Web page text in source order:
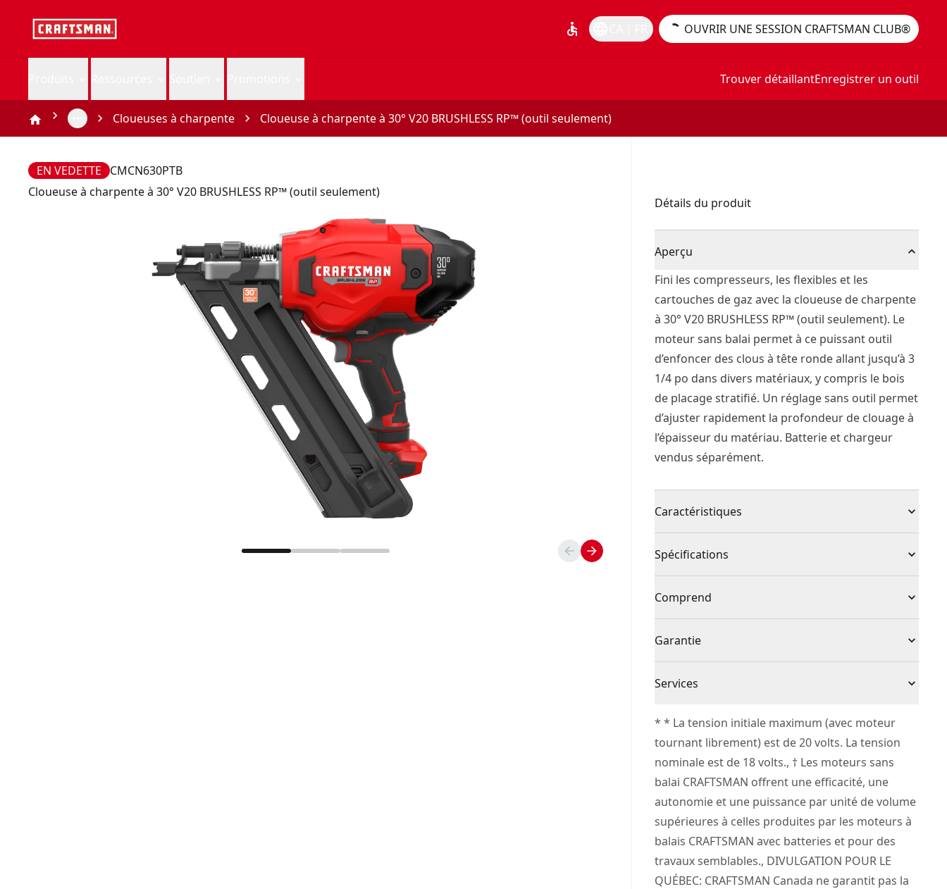
accessible OUVRIR UNE SESSION CRAFTSMAN CLUB®
Trouver détaillantEnregistrer un outil
Cloueuses à charpente Cloueuse à charpente à 30° V20 BRUSHLESS RP™ (outil seulement)
EN VEDETTE
CMCN630PTB
Cloueuse à charpente à 30° V20 BRUSHLESS RP™ (outil seulement)
Détails du produit
Aperçu
Fini les compresseurs, les flexibles et les
cartouches de gaz avec la cloueuse de charpente
à 30° V20 BRUSHLESS RP™ (outil seulement). Le
moteur sans balai permet à ce puissant outil
d’enfoncer des clous à tête ronde allant jusqu’à 3
1/4 po dans divers matériaux, y compris le bois
de placage stratifié. Un réglage sans outil permet
d’ajuster rapidement la profondeur de clouage à
l’épaisseur du matériau. Batterie et chargeur
vendus séparément.
Caractéristiques
accrue. performance accrue†
d’ajuster rapidement la profondeur de clouage à
l’épaisseur du matériau
Mode de déclenchement séquentiel rapide –
Permet d’effectuer les travaux rapidement
Crochet de suspension réglable – Conçu pour
Poignée surmoulée en caoutchouc – Permet de
travailler confortablement et réduit la fatigue
Indicateur de bourrage – Restez à l’affût des
éventuelles pannes de moteur grâce à un voyant
à DEL
Système V20* – Élément du système V20* de
produits sans fil. Le pouvoir de tout faire :
Construire. Réparer. Restaurer. Entretenir.™
Compatibilité VERSATRACK™ – Rangez facilement
Spécifications
Type de produit Cloueuse à charpente
Sans fil ou avec
fil
d’énergie
Outil Seulement
Type de moteur Sans balais
Comprend
BRUSHLESS RP™ CMCN630
Garantie
Services
CRAFTSMAN®, veuillez soumettre une demande
* * La tension initiale maximum (avec moteur
tournant librement) est de 20 volts. La tension
nominale est de 18 volts., † Les moteurs sans
balai CRAFTSMAN offrent une efficacité, une
autonomie et une puissance par unité de volume
supérieures à celles produites par les moteurs à
balais CRAFTSMAN avec batteries et pour des
travaux semblables., DIVULGATION POUR LE
QUÉBEC: CRAFTSMAN Canada ne garantit pas la